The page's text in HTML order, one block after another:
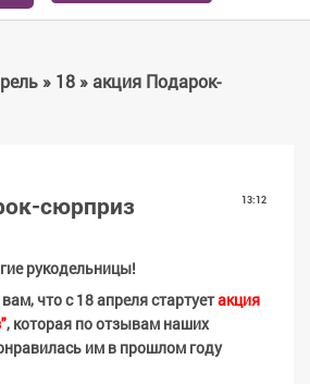
» 18» акция Подарок-
13:12
сюрприз
рукодельницы!
что с 18 апреля стартуетакция
, которая по отзывам наших
им в прошлом году